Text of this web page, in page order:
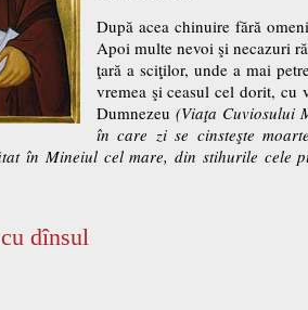
După acea chinuire fără
Apoi multe nevoi şi necazuri
ţară a sciţilor, unde a mai
vremea şi ceasul cel dorit, cu
Dumnezeu (Viaţa Cuviosului
în care zi se cinsteşte
în Mineiul cel mare, din stihurile cele
dînsul